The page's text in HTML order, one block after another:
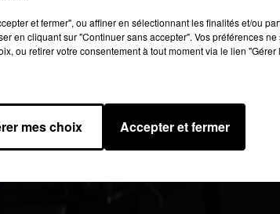
par Laure Deville
sur Paris. Par ailleurs, une pétition en ligne a
tarifs des courses décidées par la direction en
où Deliveroo est implanté : La Rochelle,
et Versailles.
et fermer", ou affiner en sélectionnant les finalités et/ou
en cliquant sur "Continuer sans accepter". Vos préférences
ou retirer votre consentement à tout moment via le lien
mes choix Accepter et fermer